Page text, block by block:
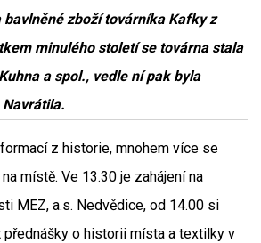
bavlněné zboží továrníka Kafky z
minulého století se továrna stala
a spol., vedle ní pak byla
z historie, mnohem více se
místě. Ve 13.30 je zahájení na
MEZ, a.s. Nedvědice, od 14.00 si
o historii místa a textilky v